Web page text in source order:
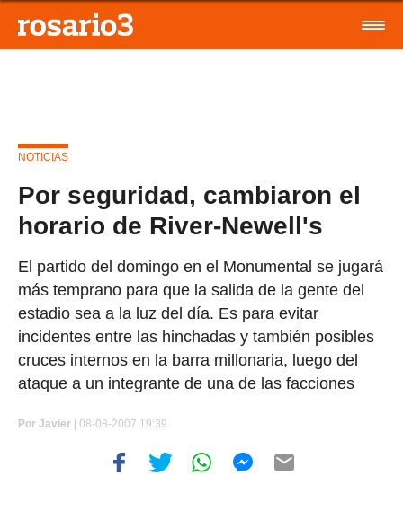
NOTICIAS
Por seguridad, cambiaron el
horario de River-Newell's
El partido del domingo en el Monumental se jugará
más temprano para que la salida de la gente del
estadio sea a la luz del día. Es para evitar
incidentes entre las hinchadas y también posibles
cruces internos en la barra millonaria, luego del
ataque a un integrante de una de las facciones
Por Javier | 08-08-2007 19:39